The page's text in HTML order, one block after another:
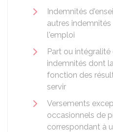
Indemnités
autres
l'emploi
Part ou
indemnités dont
fonction des
servir
Versements
occasionnels de
correspondant à